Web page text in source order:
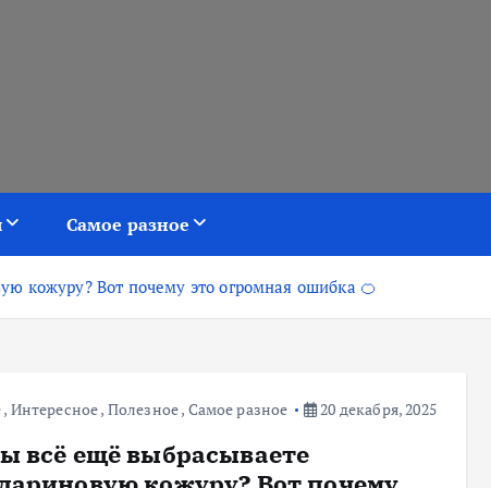
Самое разное
кожуру? Вот почему это огромная ошибка 🍊
, Интересное, Полезное, Самое разное 20 декабря, 2025
всё ещё выбрасываете